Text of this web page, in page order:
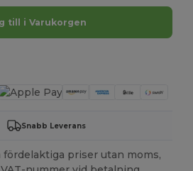
till i Varukorgen
Snabb Leverans
fördelaktiga priser utan moms,